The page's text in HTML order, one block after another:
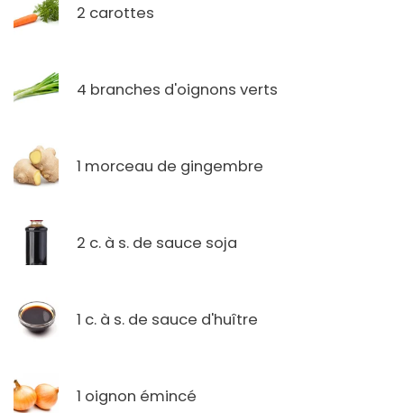
2 carottes
4 branches d'oignons verts
1 morceau de gingembre
2 c. à s. de sauce soja
1 c. à s. de sauce d'huître
1 oignon émincé